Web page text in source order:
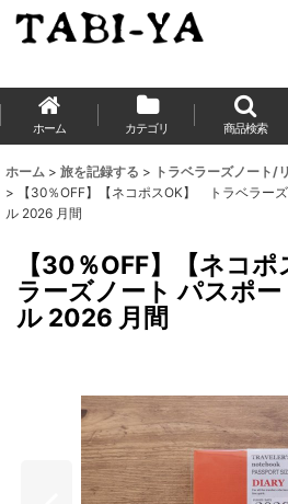
ホーム カテゴリ 商品検索
ホーム > 旅を記録する > トラベラーズノート/
>
【30％OFF】【ネコポスOK】 トラベラー
ル 2026 月間
【30％OFF】【ネコ
ラーズノート パスポ
ル 2026 月間